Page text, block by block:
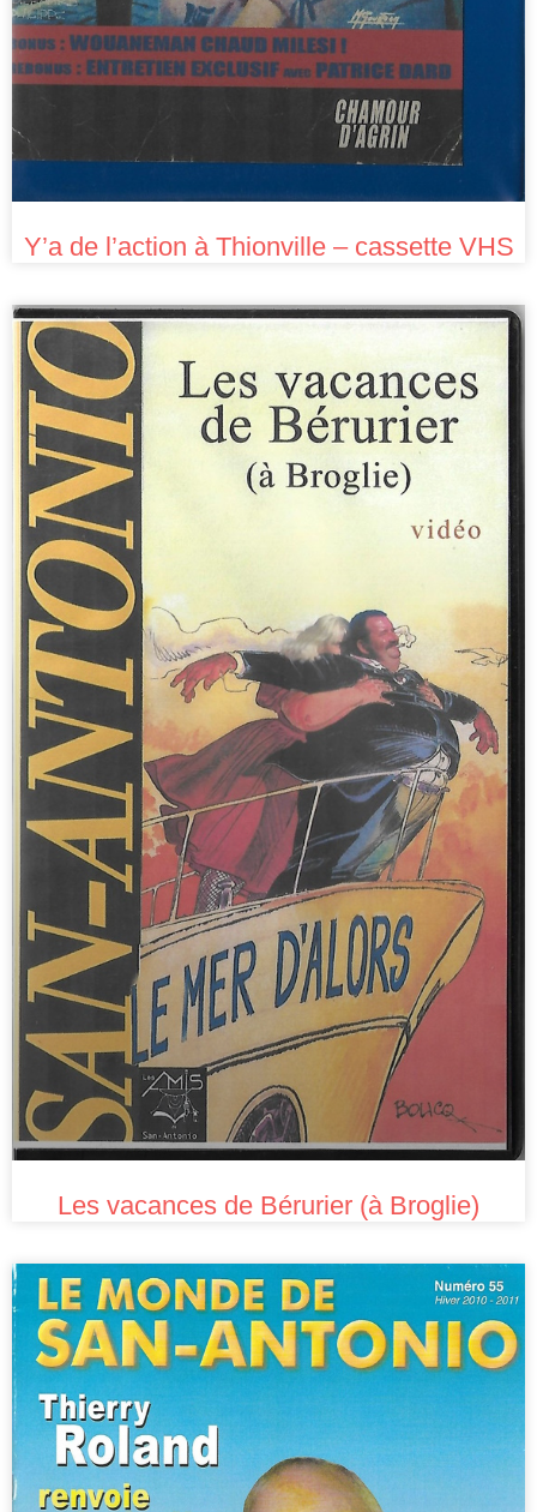
Y’a de l’action à Thionville – cassette VHS
Les vacances de Bérurier (à Broglie)